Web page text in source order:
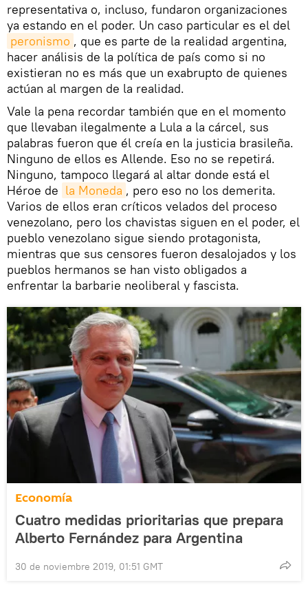
representativa o, incluso, fundaron organizaciones
ya estando en el poder. Un caso particular es el del
peronismo , que es parte de la realidad argentina,
hacer análisis de la política de país como si no
existieran no es más que un exabrupto de quienes
actúan al margen de la realidad.
Vale la pena recordar también que en el momento
que llevaban ilegalmente a Lula a la cárcel, sus
palabras fueron que él creía en la justicia brasileña.
Ninguno de ellos es Allende. Eso no se repetirá.
Ninguno, tampoco llegará al altar donde está el
Héroe de la Moneda , pero eso no los demerita.
Varios de ellos eran críticos velados del proceso
venezolano, pero los chavistas siguen en el poder, el
pueblo venezolano sigue siendo protagonista,
mientras que sus censores fueron desalojados y los
pueblos hermanos se han visto obligados a
enfrentar la barbarie neoliberal y fascista.
Economía
Cuatro medidas prioritarias que prepara
Alberto Fernández para Argentina
30 de noviembre 2019, 01:51 GMT